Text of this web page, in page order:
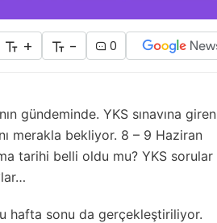
+ - 0
gündeminde. YKS sınavına giren
merakla bekliyor. 8 – 9 Haziran
tarihi belli oldu mu? YKS sorular
hafta sonu da gerçekleştiriliyor.